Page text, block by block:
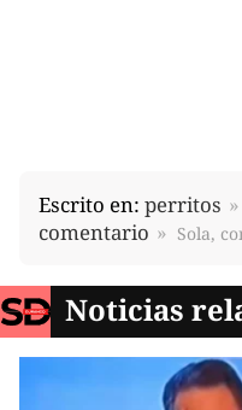
Escrito en: perritos
comentario
Sola,
Noticias